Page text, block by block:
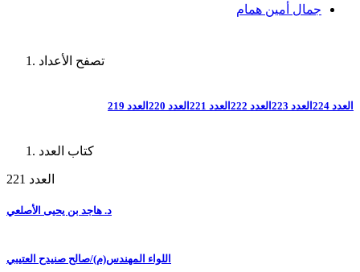
جمال أمين همام
تصفح الأعداد
العدد 224 العدد 223 العدد 222 العدد 221 العدد 220 العدد 219
كتاب العدد
العدد 221
د. هاجد بن يحيى الأصلعي
اللواء المهندس(م)/صالح صنيدح العتيبي